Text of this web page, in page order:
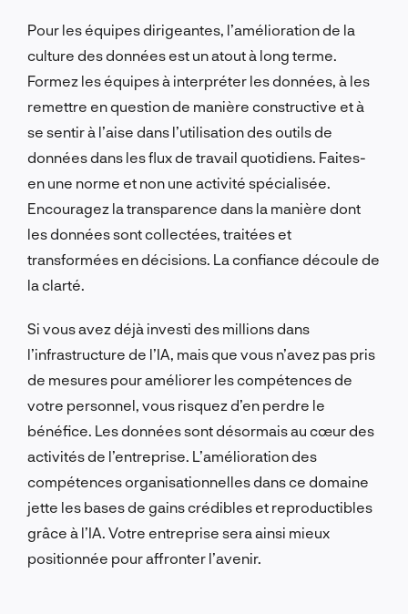
Pour les équipes dirigeantes, l’amélioration de la
culture des données est un atout à long terme.
Formez les équipes à interpréter les données, à les
remettre en question de manière constructive et à
se sentir à l’aise dans l’utilisation des outils de
données dans les flux de travail quotidiens. Faites-
en une norme et non une activité spécialisée.
Encouragez la transparence dans la manière dont
les données sont collectées, traitées et
transformées en décisions. La confiance découle de
la clarté.
Si vous avez déjà investi des millions dans
l’infrastructure de l’IA, mais que vous n’avez pas pris
de mesures pour améliorer les compétences de
votre personnel, vous risquez d’en perdre le
bénéfice. Les données sont désormais au cœur des
activités de l’entreprise. L’amélioration des
compétences organisationnelles dans ce domaine
jette les bases de gains crédibles et reproductibles
grâce à l’IA. Votre entreprise sera ainsi mieux
positionnée pour affronter l’avenir.